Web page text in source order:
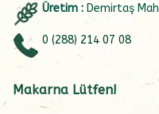
Üretim : Demirtaş
0 (288) 214 07 08
Makarna Lütfen!